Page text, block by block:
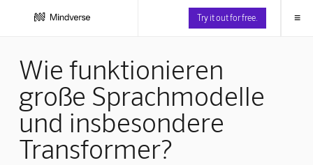
Try it out for free. ≡
Wie funktionieren
große Sprachmodelle
und insbesondere
Transformer?